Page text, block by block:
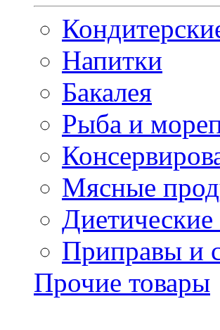
Напитки
Бакалея
Рыба и
Мясные
Приправы и
Прочие товары